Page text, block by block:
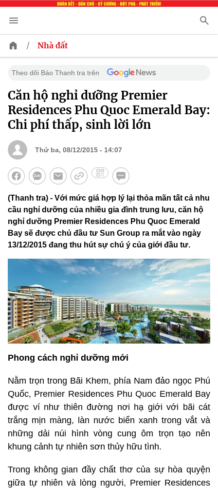
/ Nhà đất
Theo dõi Báo Thanh tra trên
Căn hộ nghỉ dưỡng Premier
Residences Phu Quoc Emerald Bay:
Chi phí thấp, sinh lời lớn
Thứ ba, 08/12/2015 - 14:07
(Thanh tra) - Với mức giá hợp lý lại thỏa mãn tất cả nhu
cầu nghỉ dưỡng của nhiều gia đình trung lưu, căn hộ
nghỉ dưỡng Premier Residences Phu Quoc Emerald
Bay sẽ được chủ đầu tư Sun Group ra mắt vào ngày
13/12/2015 đang thu hút sự chú ý của giới đầu tư.
Phong cách nghỉ dưỡng mới
Nằm trọn trong Bãi Khem, phía Nam đảo ngọc Phú
Quốc, Premier Residences Phu Quoc Emerald Bay
được ví như thiên đường nơi hạ giới với bãi cát
trắng mịn màng, làn nước biển xanh trong vắt và
những dải núi hình vòng cung ôm trọn tạo nên
khung cảnh tự nhiên sơn thủy hữu tình.
Trong không gian đầy chất thơ của sự hòa quyện
giữa tự nhiên và lòng người, Premier Residences